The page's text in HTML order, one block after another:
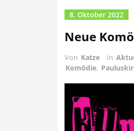
8. Oktober 2022
Neue
Von Katze in
Komödie,